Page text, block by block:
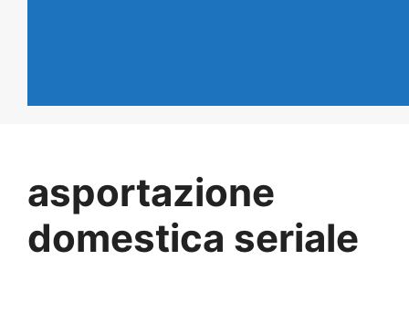
asportazione
domestica seriale